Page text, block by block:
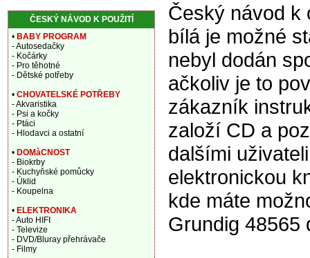
Český návod k
bílá je možné
nebyl dodán
ačkoliv je to
zákazník
založí CD a
dalšími
elektronickou
kde máte
Grundig 48565
ČESKÝ NÁVOD K POUŽITÍ
• BABY PROGRAM
- Autosedačky
- Kočárky
- Pro těhotné
- Dětské potřeby
• CHOVATELSKÉ POTŘEBY
- Akvaristika
- Psi a kočky
- Ptáci
- Hlodavci a ostatní
• DOMàCNOST
- Biokrby
- Kuchyňské pomůcky
- Úklid
- Koupelna
• ELEKTRONIKA
- Auto HIFI
- Televize
- DVD/Bluray přehrávače
- Filmy